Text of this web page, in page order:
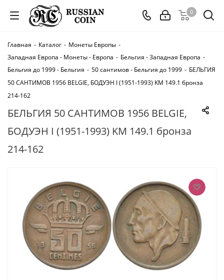
0
Главная - Каталог - Монеты Европы -
Западная Европа - Монеты - Европа - Бельгия - Западная Европа -
Бельгия до 1999 - Бельгия - 50 сантимов - Бельгия до 1999 - БЕЛЬГИЯ
50 САНТИМОВ 1956 BELGIE, БОДУЭН I (1951-1993) KM 149.1 бронза
214-162
БЕЛЬГИЯ 50 САНТИМОВ 1956 BELGIE,
БОДУЭН I (1951-1993) KM 149.1 бронза
214-162